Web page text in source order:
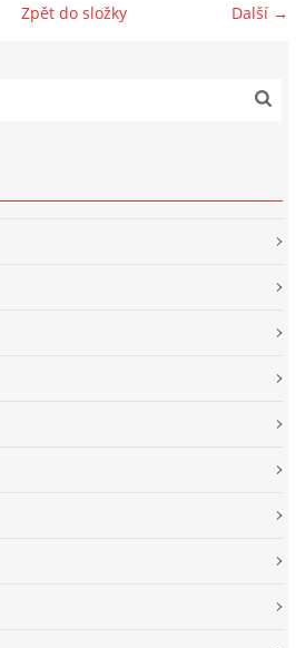
Další →
Zpět do složky